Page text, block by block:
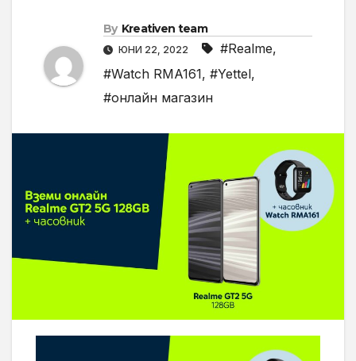
By Kreativen team
ЮНИ 22, 2022 #Realme,
#Watch RMA161, #Yettel,
#онлайн магазин